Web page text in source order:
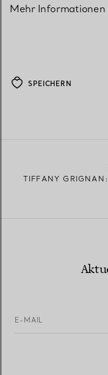
Mehr Informationen
SPEICHERN
TIFFANY
E-MAIL